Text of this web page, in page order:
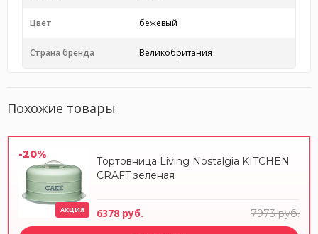
Цвет бежевый
Страна бренда Великобритания
Похожие товары
-20%
АКЦИЯ
Тортовница Living Nostalgia KITCHEN
CRAFT зеленая
6378 руб. 7973 руб.